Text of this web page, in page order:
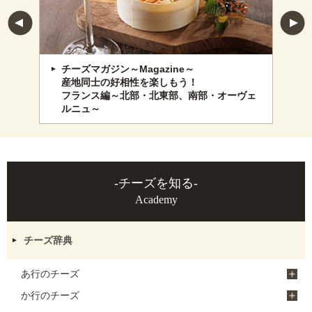
チーズマガジン～Magazine～
産地同士の好相性を楽しもう！
フランス編～北部・北東部、南部・オーヴェ
ルニュ～
-チーズを知る-
Academy
チーズ辞典
あ行のチーズ
か行のチーズ